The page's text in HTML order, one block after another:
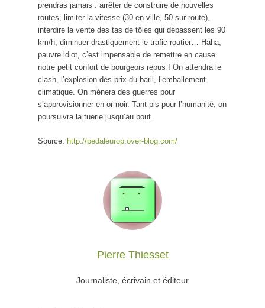
prendras jamais : arrêter de construire de nouvelles
routes, limiter la vitesse (30 en ville, 50 sur route),
interdire la vente des tas de tôles qui dépassent les 90
km/h, diminuer drastiquement le trafic routier… Haha,
pauvre idiot, c’est impensable de remettre en cause
notre petit confort de bourgeois repus ! On attendra le
clash, l’explosion des prix du baril, l’emballement
climatique. On mènera des guerres pour
s’approvisionner en or noir. Tant pis pour l’humanité, on
poursuivra la tuerie jusqu’au bout.
Source: http://pedaleurop.over-blog.com/
Pierre Thiesset
Journaliste, écrivain et éditeur